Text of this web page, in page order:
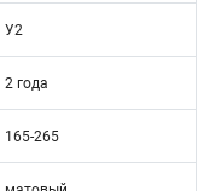
У2
2 года
165-265